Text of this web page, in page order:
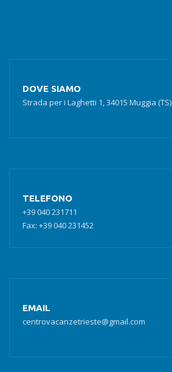
DOVE SIAMO
Strada per i Laghetti 1, 34015 Muggia (TS)
TELEFONO
+39 040 231711
Fax: +39 040 231452
EMAIL
centrovacanzetrieste@gmail.com